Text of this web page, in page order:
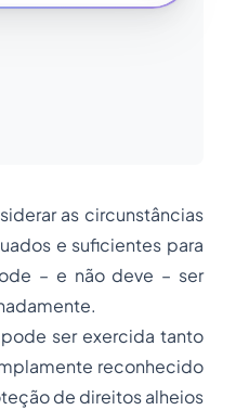
as circunstâncias
e suficientes para
– e não deve – ser
ser exercida tanto
reconhecido
de direitos alheios